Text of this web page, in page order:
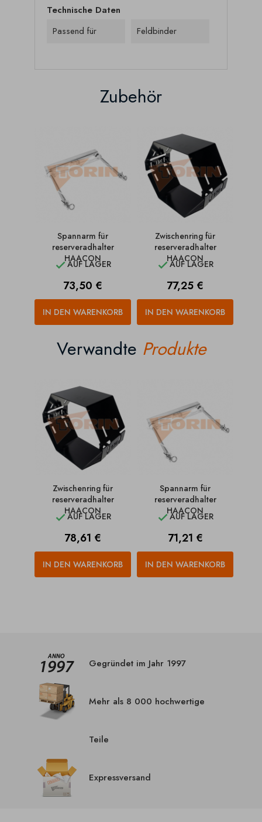
Technische Daten
Passend für
Feldbinder
Zubehör
Spannarm für
reserveradhalter
HAACON
AUF LAGER
Preis
73,50 €
IN DEN WARENKORB
Zwischenring für
reserveradhalter
HAACON
AUF LAGER
Preis
77,25 €
IN DEN WARENKORB
Verwandte Produkte
Zwischenring für
reserveradhalter
HAACON
AUF LAGER
Preis
78,61 €
IN DEN WARENKORB
Spannarm für
reserveradhalter
HAACON
AUF LAGER
Preis
71,21 €
IN DEN WARENKORB
Gegründet im Jahr 1997
Mehr als 8 000 hochwertige
Teile
Expressversand